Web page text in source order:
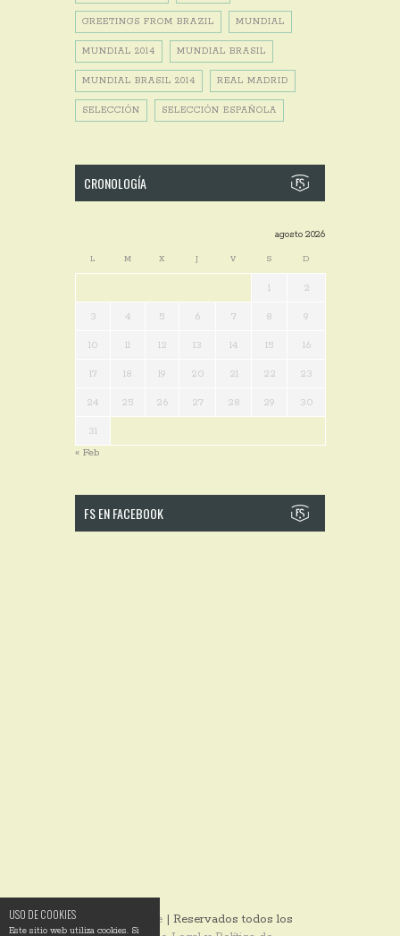
USO DE COOKIES
Este sitio web utiliza cookies. Si
GREETINGS FROM BRAZIL MUNDIAL
MUNDIAL 2014 MUNDIAL BRASIL
MUNDIAL BRASIL 2014 REAL MADRID
SELECCIÓN SELECCIÓN ESPAÑOLA
CRONOLOGÍA
agosto 2026
L M X J V S D
1 2
3 4 5 6 7 8 9
10 11 12 13 14 15 16
17 18 19 20 21 22 23
24 25 26 27 28 29 30
31
« Feb
FS EN FACEBOOK
© 2014 Ixotype | Reservados todos los